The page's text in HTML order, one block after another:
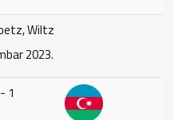
Wiltz
2023.
1